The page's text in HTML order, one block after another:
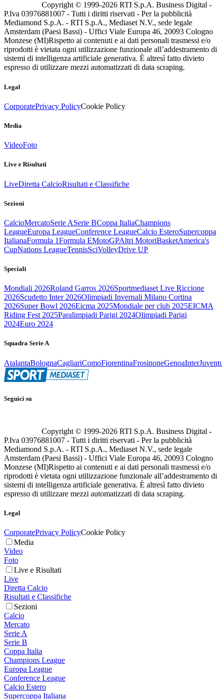
Copyright © 1999-2026 RTI S.p.A. Business Digital -
P.Iva 03976881007 - Tutti i diritti riservati - Per la pubblicità
Mediamond S.p.A. - RTI S.p.A., Mediaset N.V., sede legale
Amsterdam (Paesi Bassi) - Uffici Viale Europa 46, 20093 Cologno
Monzese (MI)Rispetto ai contenuti e ai dati personali trasmessi e/o
riprodotti è vietata ogni utilizzazione funzionale all’addestramento di
sistemi di intelligenza artificiale generativa. È altresì fatto divieto
espresso di utilizzare mezzi automatizzati di data scraping.
Legal
CorporatePrivacy PolicyCookie Policy
Media
VideoFoto
Live e Risultati
LiveDiretta CalcioRisultati e Classifiche
Sezioni
CalcioMercatoSerie ASerie BCoppa ItaliaChampions
LeagueEuropa LeagueConference LeagueCalcio EsteroSupercoppa
ItalianaFormula 1Formula EMotoGPAltri MotoriBasketAmerica's
CupNations LeagueTennisSciVolleyDrive UP
Speciali
Mondiali 2026Roland Garros 2026Sportmediaset Live Riccione
2026Scudetto Inter 2026Olimpiadi Invernali Milano Cortina
2026Super Bowl 2026Eicma 2025Mondiale per club 2025EICMA
Riding Fest 2025Paralimpiadi Parigi 2024Olimpiadi Parigi
2024Euro 2024
Squadra Serie A
AtalantaBolognaCagliariComoFiorentinaFrosinoneGenoaInter
Seguici su
Copyright © 1999-2026 RTI S.p.A. Business Digital -
P.Iva 03976881007 - Tutti i diritti riservati - Per la pubblicità
Mediamond S.p.A. - RTI S.p.A., Mediaset N.V., sede legale
Amsterdam (Paesi Bassi) - Uffici Viale Europa 46, 20093 Cologno
Monzese (MI)Rispetto ai contenuti e ai dati personali trasmessi e/o
riprodotti è vietata ogni utilizzazione funzionale all’addestramento di
sistemi di intelligenza artificiale generativa. È altresì fatto divieto
espresso di utilizzare mezzi automatizzati di data scraping.
Legal
CorporatePrivacy PolicyCookie Policy
Media
Video
Foto
Live e Risultati
Live
Diretta Calcio
Risultati e Classifiche
Sezioni
Calcio
Mercato
Serie A
Serie B
Coppa Italia
Champions League
Europa League
Conference League
Calcio Estero
Supercoppa Italiana